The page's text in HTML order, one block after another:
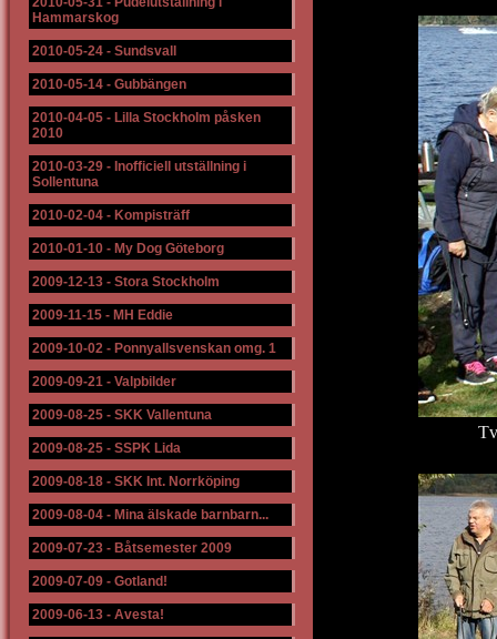
Hammarskog
2010-05-24 - Sundsvall
2010-05-14 - Gubbängen
2010-04-05 - Lilla Stockholm påsken
2010
2010-03-29 - Inofficiell utställning i
Sollentuna
2010-02-04 - Kompisträff
2010-01-10 - My Dog Göteborg
2009-12-13 - Stora Stockholm
2009-11-15 - MH Eddie
2009-10-02 - Ponnyallsvenskan omg. 1
2009-09-21 - Valpbilder
2009-08-25 - SKK Vallentuna
2009-08-25 - SSPK Lida
2009-08-18 - SKK Int. Norrköping
2009-08-04 - Mina älskade barnbarn...
2009-07-23 - Båtsemester 2009
2009-07-09 - Gotland!
2009-06-13 - Avesta!